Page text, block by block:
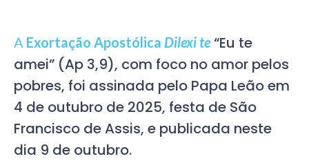
A Exortação Apostólica Dilexi te“Eu te
amei” (Ap 3,9), com foco no amor pelos
pobres, foi assinada pelo Papa Leão em
4 de outubro de 2025, festa de São
Francisco de Assis, e publicada neste
dia 9 de outubro.